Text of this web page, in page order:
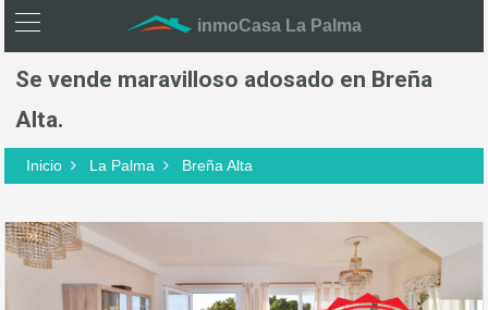
inmoCasa La Palma
Se vende maravilloso adosado en Breña
Alta.
Inicio La Palma Breña Alta